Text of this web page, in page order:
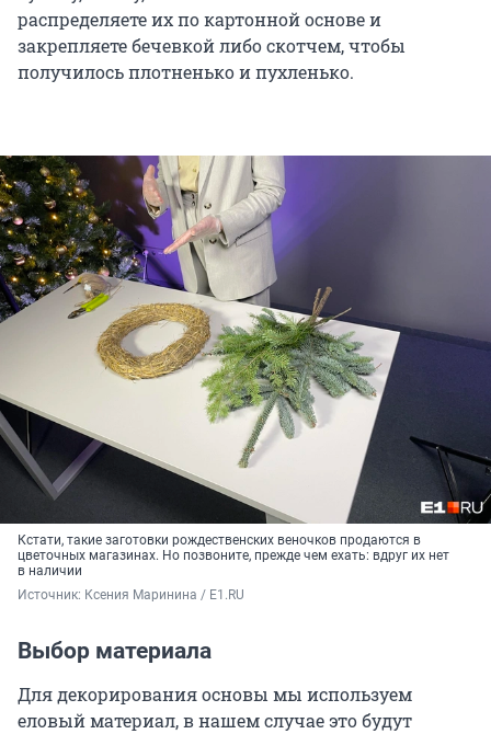
распределяете их по картонной основе и
закрепляете бечевкой либо скотчем, чтобы
получилось плотненько и пухленько.
Кстати, такие заготовки рождественских веночков продаются в
цветочных магазинах. Но позвоните, прежде чем ехать: вдруг их нет
в наличии
Источник: Ксения Маринина / E1.RU
Выбор материала
Для декорирования основы мы используем
еловый материал, в нашем случае это будут